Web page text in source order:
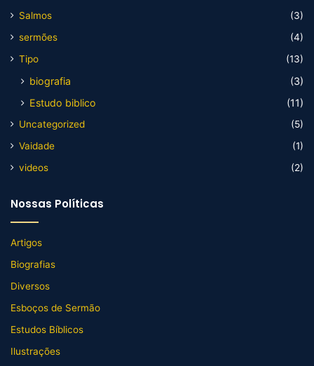
Salmos
(3)
sermões
(4)
Tipo
(13)
biografia
(3)
Estudo biblico
(11)
Uncategorized
(5)
Vaidade
(1)
videos
(2)
Nossas Políticas
Artigos
Biografias
Diversos
Esboços de Sermão
Estudos Bíblicos
Ilustrações